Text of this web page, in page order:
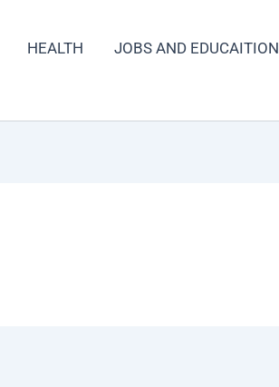
HEALTH
JOBS AND EDUCAITION